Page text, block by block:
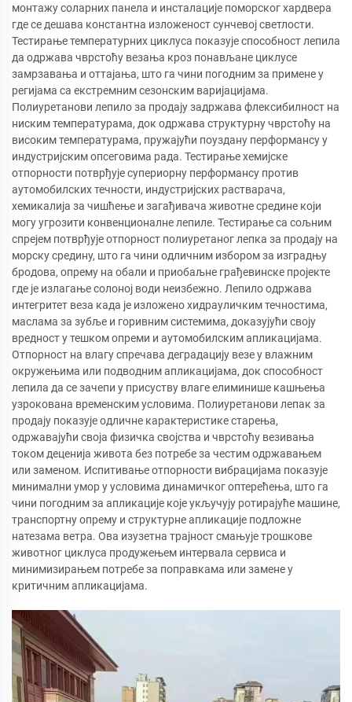
монтажу соларних панела и инсталације поморског хардвера
где се дешава константна изложеност сунчевој светлости.
Тестирање температурних циклуса показује способност лепила
да одржава чврстоћу везања кроз понављане циклусе
замрзавања и оттајања, што га чини погодним за примене у
регијама са екстремним сезонским варијацијама.
Полиуретанови лепило за продају задржава флексибилност на
ниским температурама, док одржава структурну чврстоћу на
високим температурама, пружајући поуздану перформансу у
индустријским опсеговима рада. Тестирање хемијске
отпорности потврђује супериорну перформансу против
аутомобилских течности, индустријских растварача,
хемикалија за чишћење и загађивача животне средине који
могу угрозити конвенционалне лепиле. Тестирање са сољним
спрејем потврђује отпорност полиуретаног лепка за продају на
морску средину, што га чини одличним избором за изградњу
бродова, опрему на обали и приобаљне грађевинске пројекте
где је излагање солоној води неизбежно. Лепило одржава
интегритет веза када је изложено хидрауличким течностима,
маслама за зубље и горивним системима, доказујући своју
вредност у тешком опреми и аутомобилским апликацијама.
Отпорност на влагу спречава деградацију везе у влажним
окружењима или подводним апликацијама, док способност
лепила да се зачепи у присуству влаге елиминише кашњења
узрокована временским условима. Полиуретанови лепак за
продају показује одличне карактеристике старења,
одржавајући своја физичка својства и чврстоћу везивања
током деценија живота без потребе за честим одржавањем
или заменом. Испитивање отпорности вибрацијама показује
минимални умор у условима динамичког оптерећења, што га
чини погодним за апликације које укључују ротирајуће машине,
транспортну опрему и структурне апликације подложне
натезама ветра. Ова изузетна трајност смањује трошкове
животног циклуса продужењем интервала сервиса и
минимизирањем потребе за поправкама или замене у
критичним апликацијама.